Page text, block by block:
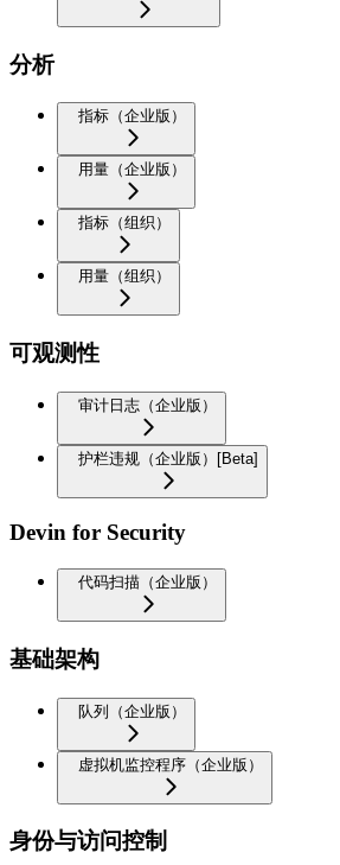
分析
指标（企业版）
用量（企业版）
指标（组织）
用量（组织）
可观测性
审计日志（企业版）
护栏违规（企业版）[Beta]
Devin for Security
代码扫描（企业版）
基础架构
队列（企业版）
虚拟机监控程序（企业版）
身份与访问控制